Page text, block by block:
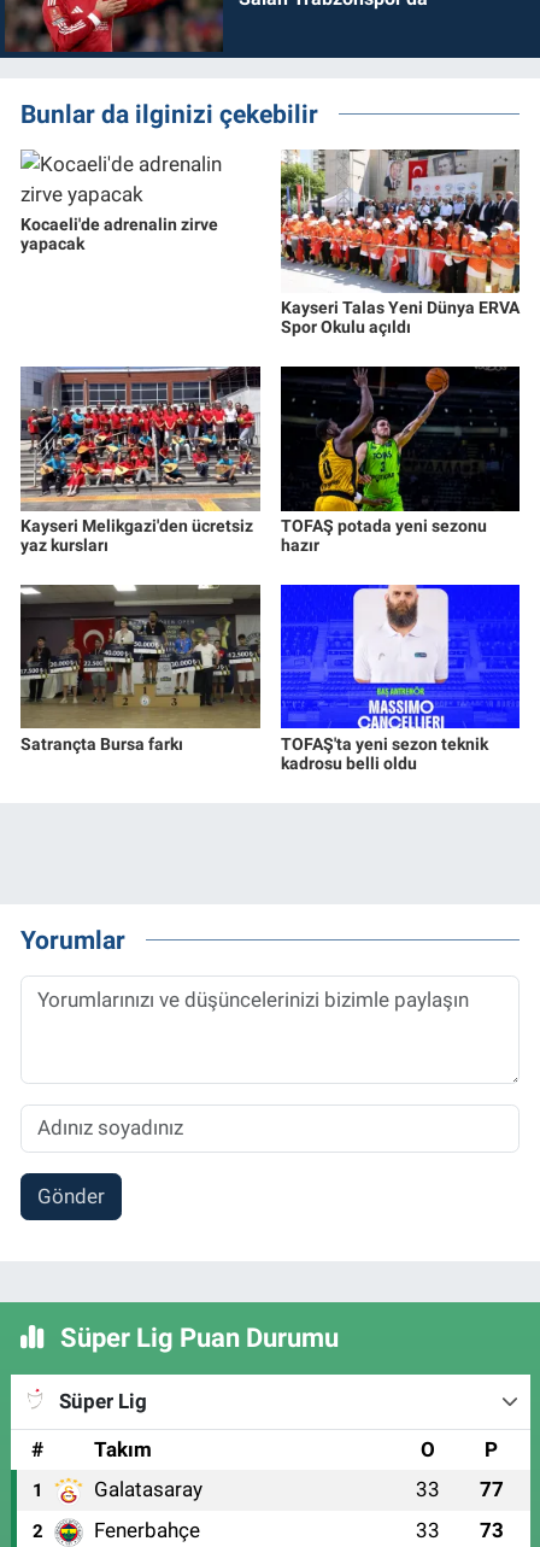
Bunlar da ilginizi çekebilir
Kocaeli'de adrenalin zirve
yapacak
Kayseri Talas Yeni Dünya ERVA
Spor Okulu açıldı
Kayseri Melikgazi'den ücretsiz
yaz kursları
TOFAŞ potada yeni sezonu
hazır
Satrançta Bursa farkı
TOFAŞ'ta yeni sezon teknik
kadrosu belli oldu
Yorumlar
Gönder
Süper Lig Puan Durumu
Süper Lig
#
Takım O P
1 Galatasaray 33 77
2 Fenerbahçe 33 73